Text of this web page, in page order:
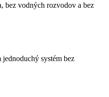
bez vodných rozvodov a bez
systém bez